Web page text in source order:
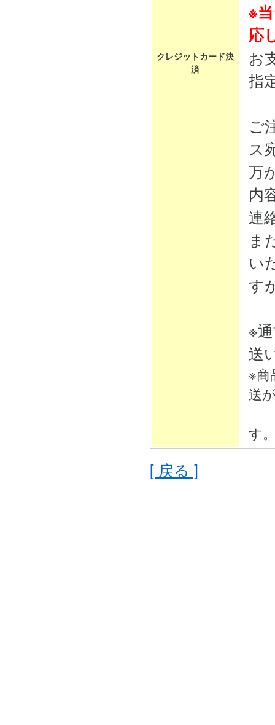
クレジットカード決
済
※
応
お
指
ご
ス
万
内
連
ま
い
す
※
送
※商
送
す
[ 戻る ]